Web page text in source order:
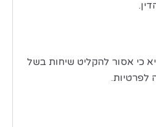
כי אסור להקליט שיחות בשל
לפרטיות.